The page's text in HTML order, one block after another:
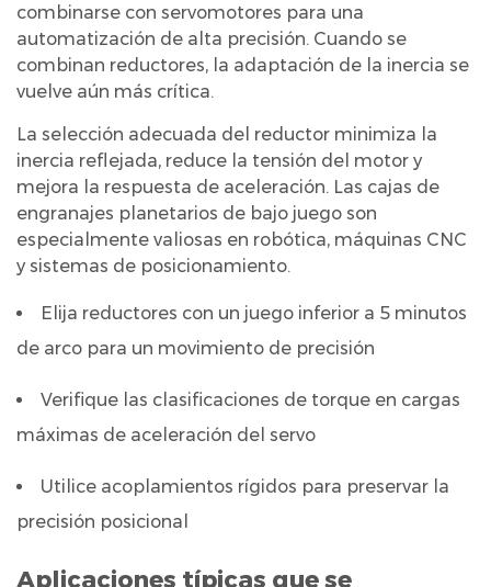
combinarse con servomotores para una
automatización de alta precisión. Cuando se
combinan reductores, la adaptación de la inercia se
vuelve aún más crítica.
La selección adecuada del reductor minimiza la
inercia reflejada, reduce la tensión del motor y
mejora la respuesta de aceleración. Las cajas de
engranajes planetarios de bajo juego son
especialmente valiosas en robótica, máquinas CNC
y sistemas de posicionamiento.
Elija reductores con un juego inferior a 5 minutos
de arco para un movimiento de precisión
Verifique las clasificaciones de torque en cargas
máximas de aceleración del servo
Utilice acoplamientos rígidos para preservar la
precisión posicional
Aplicaciones típicas que se